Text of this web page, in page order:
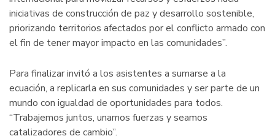
iniciativas de construcción de paz y desarrollo sostenible,
priorizando territorios afectados por el conflicto armado con
el fin de tener mayor impacto en las comunidades”.
Para finalizar invitó a los asistentes a sumarse a la
ecuación, a replicarla en sus comunidades y ser parte de un
mundo con igualdad de oportunidades para todos.
“Trabajemos juntos, unamos fuerzas y seamos
catalizadores de cambio”.